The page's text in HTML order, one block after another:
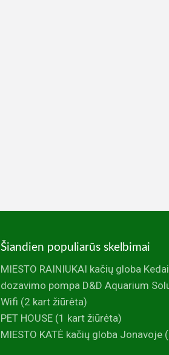
Šiandien populiarūs skelbimai
MIESTO RAINIUKAI kačių globa
dozavimo pompa D&D Aquarium
Wifi (2 kart žiūrėta)
PET HOUSE(1 kart žiūrėta)
MIESTO KATĖ kačių globa Jonavoje